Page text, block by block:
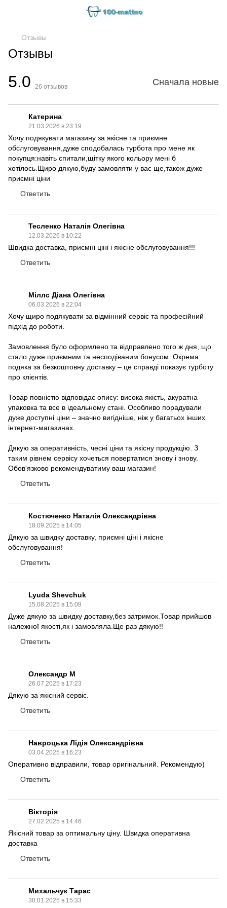
Отзывы
Отзывы
5.0 26 отзывов Сначала новые
Катерина
21.03.2026 в 23:19
Хочу подякувати магазину за якісне та приємне
обслуговування,дуже сподобалась турбота про мене як
покупця:навіть спитали,щітку якого кольору мені б
хотілось.Щиро дякую,буду замовляти у вас ще,також дуже
приємні ціни
Ответить
Тесленко Наталія Олегівна
12.03.2026 в 10:22
Швидка доставка, приємні ціні і якісне обслуговування!!!
Ответить
Міллс Діана Олегівна
06.03.2026 в 22:04
Хочу щиро подякувати за відмінний сервіс та професійний
підхід до роботи.
Замовлення було оформлено та відправлено того ж дня, що
стало дуже приємним та несподіваним бонусом. Окрема
подяка за безкоштовну доставку – це справді показує турботу
про клієнтів.
Товар повністю відповідає опису: висока якість, акуратна
упаковка та все в ідеальному стані. Особливо порадували
дуже доступні ціни – значно вигідніше, ніж у багатьох інших
інтернет-магазинах.
Дякую за оперативність, чесні ціни та якісну продукцію. З
таким рівнем сервісу хочеться повертатися знову і знову.
Обов'язково рекомендуватиму ваш магазин!
Ответить
Костюченко Наталія Олександрівна
18.09.2025 в 14:05
Дякую за швидку доставку, приємні ціні і якісне
обслуговування!
Ответить
Lyuda Shevchuk
15.08.2025 в 15:09
Дуже дякую за швидку доставку,без затримок.Товар прийшов
належної якості,як і замовляла.Ще раз дякую!!
Ответить
Олександр М
26.07.2025 в 17:23
Дякую за якісний сервіс.
Ответить
Навроцька Лідія Олександрівна
03.04.2025 в 16:23
Оперативно відправили, товар оригінальний. Рекомендую)
Ответить
Вікторія
27.02.2025 в 14:46
Якісний товар за оптимальну ціну. Швидка оперативна
доставка
Ответить
Михальчук Тарас
30.01.2025 в 15:33